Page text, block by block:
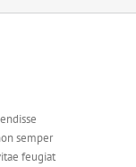
semper
feugiat